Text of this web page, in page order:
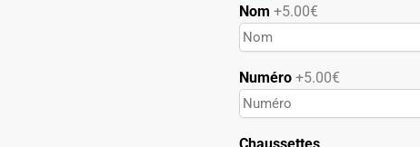
Nom +5.00€
Numéro+5.00€
Chaussettes